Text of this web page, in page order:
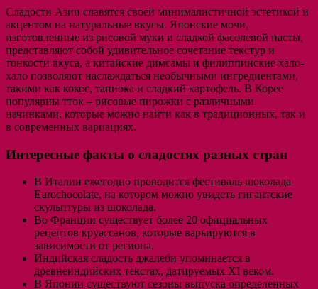
Сладости Азии славятся своей минималистичной эстетикой и
акцентом на натуральные вкусы. Японские мочи,
изготовленные из рисовой муки и сладкой фасолевой пасты,
представляют собой удивительное сочетание текстур и
тонкости вкуса, а китайские димсамы и филиппинские хало-
хало позволяют наслаждаться необычными ингредиентами,
такими как кокос, тапиока и сладкий картофель. В Корее
популярны тток – рисовые пирожки с различными
начинками, которые можно найти как в традиционных, так и
в современных вариациях.
Интересные факты о сладостях разных стран
В Италии ежегодно проводится фестиваль шоколада
Eurochocolate, на котором можно увидеть гигантские
скульптуры из шоколада.
Во Франции существует более 20 официальных
рецептов круассанов, которые варьируются в
зависимости от региона.
Индийская сладость джалеби упоминается в
древнеиндийских текстах, датируемых XI веком.
В Японии существуют сезоны выпуска определенных